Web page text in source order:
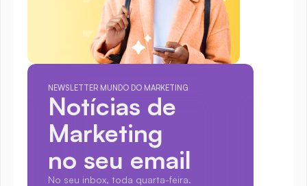
NEWSLETTER MUNDO DO MARKETING
Notícias de
Marketing
no seu email
No seu inbox, toda quarta-feira.